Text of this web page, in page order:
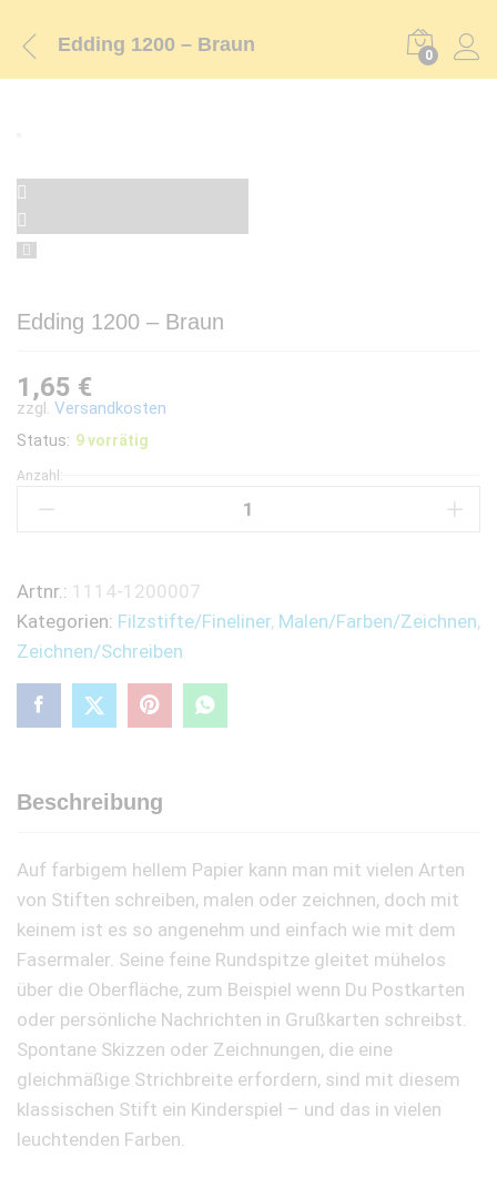
Edding 1200 – Braun 0
Edding 1200 – Braun
1,65 €
zzgl. Versandkosten
Status: 9 vorrätig
Edding
1200
quantity
Anzahl:
Artnr.: 1114-1200007
Kategorien: Filzstifte/Fineliner, Malen/Farben/Zeichnen,
Zeichnen/Schreiben
Beschreibung
Auf farbigem hellem Papier kann man mit vielen Arten
von Stiften schreiben, malen oder zeichnen, doch mit
keinem ist es so angenehm und einfach wie mit dem
Fasermaler. Seine feine Rundspitze gleitet mühelos
über die Oberfläche, zum Beispiel wenn Du Postkarten
oder persönliche Nachrichten in Grußkarten schreibst.
Spontane Skizzen oder Zeichnungen, die eine
gleichmäßige Strichbreite erfordern, sind mit diesem
klassischen Stift ein Kinderspiel – und das in vielen
leuchtenden Farben.